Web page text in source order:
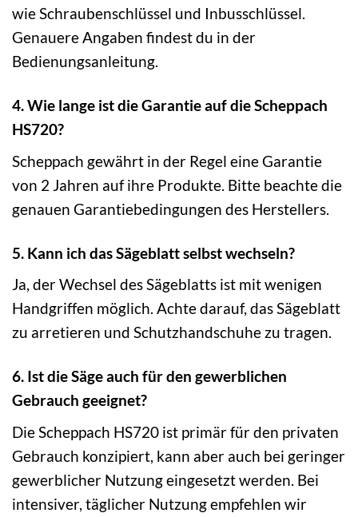
wie Schraubenschlüssel und Inbusschlüssel.
Genauere Angaben findest du in der
Bedienungsanleitung.
4. Wie lange ist die Garantie auf die Scheppach
HS720?
Scheppach gewährt in der Regel eine Garantie
von 2 Jahren auf ihre Produkte. Bitte beachte die
genauen Garantiebedingungen des Herstellers.
5. Kann ich das Sägeblatt selbst wechseln?
Ja, der Wechsel des Sägeblatts ist mit wenigen
Handgriffen möglich. Achte darauf, das Sägeblatt
zu arretieren und Schutzhandschuhe zu tragen.
6. Ist die Säge auch für den gewerblichen
Gebrauch geeignet?
Die Scheppach HS720 ist primär für den privaten
Gebrauch konzipiert, kann aber auch bei geringer
gewerblicher Nutzung eingesetzt werden. Bei
intensiver, täglicher Nutzung empfehlen wir